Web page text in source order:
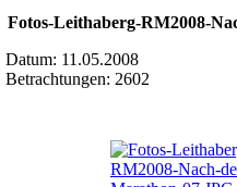
Fotos-Leithaberg-RM2008-
Datum: 11.05.2008
Betrachtungen: 2602